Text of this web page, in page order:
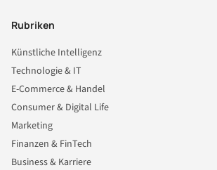
Rubriken
Künstliche Intelligenz
Technologie & IT
E-Commerce & Handel
Consumer & Digital Life
Marketing
Finanzen & FinTech
Business & Karriere